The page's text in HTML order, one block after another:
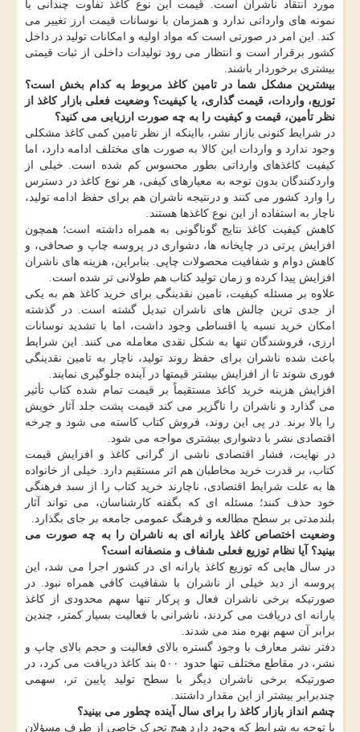
مورد انتقاد ناشران است. قیمت این نوع کاغذ تفاوت چندانی با
نمونه های وارداتی ندارد و همزمان با نوسانات قیمت ارز تغییر می
کند. این امر در صورتی است که مواد اولیه و امکانات تولید در داخل
کشور برقرار است و انتظار می رود تولیدات داخلی از ثبات قیمتی
بیشتری برخوردار باشند.
بیشترین مشکل شما در تامین کاغذ مربوط به کدام بخش است؟
توزیع، واردات، قیمت گذاری، یا کیفیت؟ وضعیت فعلی بازار کاغذ از
نظر تأمین، قیمت و کیفیت را به چه صورت ارزیابی می کنید؟
در شرایط کنونی بازار نشر، بااینکه از نظر تامین کمی کاغذ مشکلی
وجود ندارد و واردات این کالا به صورت های مختلف ادامه دارد، اما
کیفیت کاغذهای وارداتی بطور محسوس کم شده است. خیلی از
واردکنندگان بدون توجه به معیارهای کیفی، هر نوع کاغذ در دسترس
را وارد کشور می کنند و درنتیجه ناشران هم برای حفظ ادامه تولید،
ناچار به استفاده از این نوع کاغذها هستند.
کاهش کیفیت کاغذ نتایج گوناگونی به همراه داشته است؛ همچون
افزایش پرتی در چاپخانه ها، دشواری در پروسه چاپ و صحافی، و
کاهش دوام و شفافیت محصولات چاپی. بنابراین، هزینه های ناشران
افزایش پیدا کرده و زمان تولید کتاب هم طولانی تر شده است.
علاوه بر مسئله کیفیت، تامین نقدینگی برای خرید کاغذ هم به یکی
از جدی ترین چالش های ناشران تبدیل گشته است. در گذشته
امکان خرید نسیه یا اقساطی وجود داشت، اما با تشدید نوسانات
ارزی، فروشندگان تنها به شکل نقدی معامله می کنند. این شرایط
باعث شده ناشران برای حفظ روند تولید، ناچار به تامین نقدینگی
فوری شوند تا از افزایش بیشتر قیمتها در آینده جلوگیری نمایند.
افزایش هزینه خرید کاغذ مستقیماً بر قیمت تمام شده کتاب تأثیر
می گذارد و ناشران را ناگزیر می کند قیمت پشت جلد آثار خویش
را بالا برند. در پی این روند، فروش کتاب کاسته می شود و چرخه
اقتصادی نشر با دشواری بیشتری مواجه می شود.
در نهایت، فشار اقتصادی ناشی از گرانی کاغذ و افزایش قیمت
کتاب، بر قدرت خرید مخاطبان هم اثر مستقیم دارد. خیلی از خانواده
ها به علت شرایط اقتصادی، ناچارند خرید کتاب را از سبد فرهنگی
خود حذف کنند؛ مسئله ای که بگفته کارشناسان، می تواند آثار
بلندمدتی بر سطح مطالعه و فرهنگ عمومی جامعه بر جای بگذارد.
وضعیت اختصاص کاغذ یارانه ای به ناشران را به چه صورت می
بینید؟ آیا نظام توزیع فعلی شفاف و منصفانه است؟
در سال هایی که توزیع کاغذ یارانه ای در کشور اجرا می شد، این
پروسه از دید خیلی از ناشران با شفافیت کافی همراه نبود. در
صورتیکه برخی ناشران فعال و پرکار تنها سهم محدودی از کاغذ
یارانه ای دریافت می کردند، ناشرانی با فعالیت بسیار کمتر، چندین
برابر آن سهم بهره مند می شدند.
دفتر نشر معارف با وجود گستره بالای فعالیت و حجم بالای چاپ و
نشر، در مقاطع مختلف تنها حدود ۵۰۰ بند کاغذ دریافت می کرد، در
صورتیکه برخی ناشران دیگر با سطح تولید پایین تر، سهمی
چندبرابر بیشتر از این مقدار داشتند.
چشم انداز بازار کاغذ را برای سال آینده چطور می بینید؟
با توجه به شرایط که وجود دارد هیچ تحرک خاصی از طرف مسؤلان